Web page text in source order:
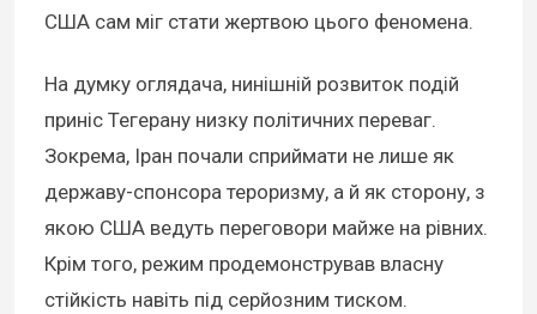
США сам міг стати жертвою цього феномена.
На думку оглядача, нинішній розвиток подій
приніс Тегерану низку політичних переваг.
Зокрема, Іран почали сприймати не лише як
державу-спонсора тероризму, а й як сторону, з
якою США ведуть переговори майже на рівних.
Крім того, режим продемонстрував власну
стійкість навіть під серйозним тиском.